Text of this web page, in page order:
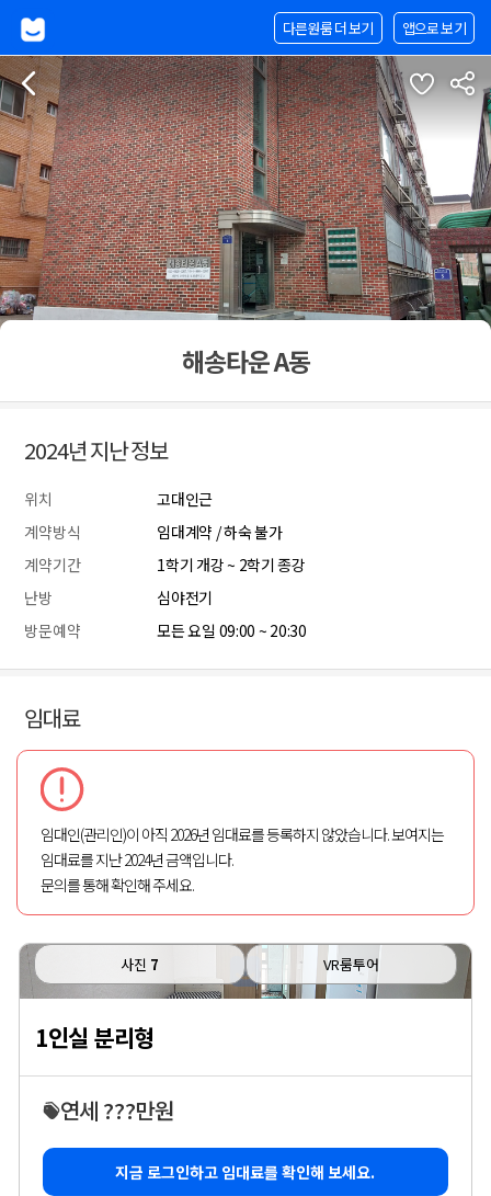
앱으로 보기
다른원룸 더 보기
해송타운 A동
2024년 지난 정보
위치
고대인근
계약방식
임대계약 / 하숙 불가
계약기간
1학기 개강 ~ 2학기 종강
난방
심야전기
방문예약
모든 요일 09:00 ~ 20:30
임대료
임대인(관리인)이 아직 2026년 임대료를 등록하지 않았습니다. 보여지는
임대료를 지난 2024년 금액입니다.
문의를 통해 확인해 주세요.
사진 7 VR룸투어
1인실 분리형
연세 ???만원
지금 로그인하고 임대료를 확인해 보세요.